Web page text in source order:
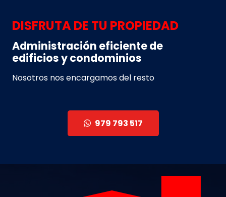
DISFRUTA DE TU PROPIEDAD
Administración eficiente de
edificios y condominios
Nosotros nos encargamos del resto
979 793 517